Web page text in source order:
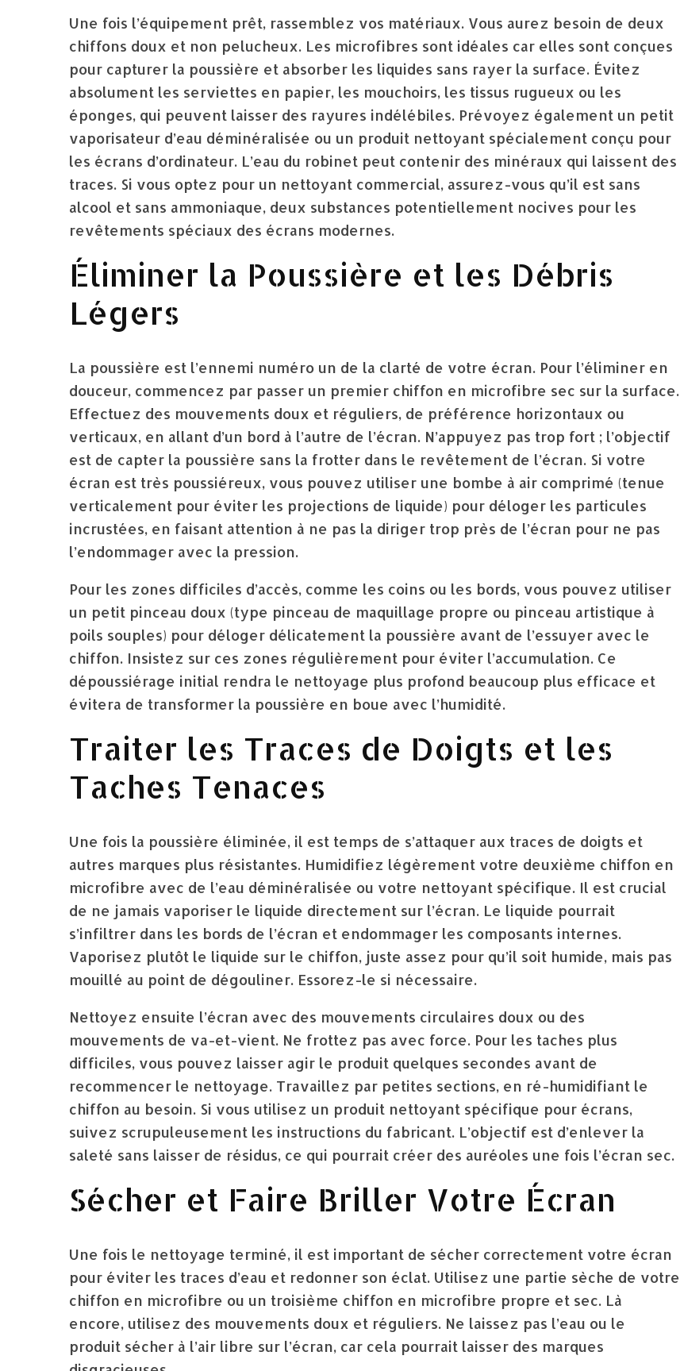
Une fois l’équipement prêt, rassemblez vos matériaux. Vous aurez besoin de deux
chiffons doux et non pelucheux. Les microfibres sont idéales car elles sont conçues
pour capturer la poussière et absorber les liquides sans rayer la surface. Évitez
absolument les serviettes en papier, les mouchoirs, les tissus rugueux ou les
éponges, qui peuvent laisser des rayures indélébiles. Prévoyez également un petit
vaporisateur d’eau déminéralisée ou un produit nettoyant spécialement conçu pour
les écrans d’ordinateur. L’eau du robinet peut contenir des minéraux qui laissent des
traces. Si vous optez pour un nettoyant commercial, assurez-vous qu’il est sans
alcool et sans ammoniaque, deux substances potentiellement nocives pour les
revêtements spéciaux des écrans modernes.
Éliminer la Poussière et les Débris
Légers
La poussière est l’ennemi numéro un de la clarté de votre écran. Pour l’éliminer en
douceur, commencez par passer un premier chiffon en microfibre sec sur la surface.
Effectuez des mouvements doux et réguliers, de préférence horizontaux ou
verticaux, en allant d’un bord à l’autre de l’écran. N’appuyez pas trop fort ; l’objectif
est de capter la poussière sans la frotter dans le revêtement de l’écran. Si votre
écran est très poussiéreux, vous pouvez utiliser une bombe à air comprimé (tenue
verticalement pour éviter les projections de liquide) pour déloger les particules
incrustées, en faisant attention à ne pas la diriger trop près de l’écran pour ne pas
l’endommager avec la pression.
Pour les zones difficiles d’accès, comme les coins ou les bords, vous pouvez utiliser
un petit pinceau doux (type pinceau de maquillage propre ou pinceau artistique à
poils souples) pour déloger délicatement la poussière avant de l’essuyer avec le
chiffon. Insistez sur ces zones régulièrement pour éviter l’accumulation. Ce
dépoussiérage initial rendra le nettoyage plus profond beaucoup plus efficace et
évitera de transformer la poussière en boue avec l’humidité.
Traiter les Traces de Doigts et les
Taches Tenaces
Une fois la poussière éliminée, il est temps de s’attaquer aux traces de doigts et
autres marques plus résistantes. Humidifiez légèrement votre deuxième chiffon en
microfibre avec de l’eau déminéralisée ou votre nettoyant spécifique. Il est crucial
de ne jamais vaporiser le liquide directement sur l’écran. Le liquide pourrait
s’infiltrer dans les bords de l’écran et endommager les composants internes.
Vaporisez plutôt le liquide sur le chiffon, juste assez pour qu’il soit humide, mais pas
mouillé au point de dégouliner. Essorez-le si nécessaire.
Nettoyez ensuite l’écran avec des mouvements circulaires doux ou des
mouvements de va-et-vient. Ne frottez pas avec force. Pour les taches plus
difficiles, vous pouvez laisser agir le produit quelques secondes avant de
recommencer le nettoyage. Travaillez par petites sections, en ré-humidifiant le
chiffon au besoin. Si vous utilisez un produit nettoyant spécifique pour écrans,
suivez scrupuleusement les instructions du fabricant. L’objectif est d’enlever la
saleté sans laisser de résidus, ce qui pourrait créer des auréoles une fois l’écran sec.
Sécher et Faire Briller Votre Écran
Une fois le nettoyage terminé, il est important de sécher correctement votre écran
pour éviter les traces d’eau et redonner son éclat. Utilisez une partie sèche de votre
chiffon en microfibre ou un troisième chiffon en microfibre propre et sec. Là
encore, utilisez des mouvements doux et réguliers. Ne laissez pas l’eau ou le
produit sécher à l’air libre sur l’écran, car cela pourrait laisser des marques